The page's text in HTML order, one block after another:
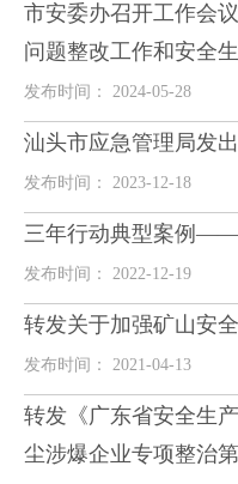
市安委办召开工作会
问题整改工作和安全
发布时间： 2024-05-28
汕头市应急管理局发
发布时间： 2023-12-18
三年行动典型案例——
发布时间： 2022-12-19
转发关于加强矿山安
发布时间： 2021-04-13
转发《广东省安全生
尘涉爆企业专项整治